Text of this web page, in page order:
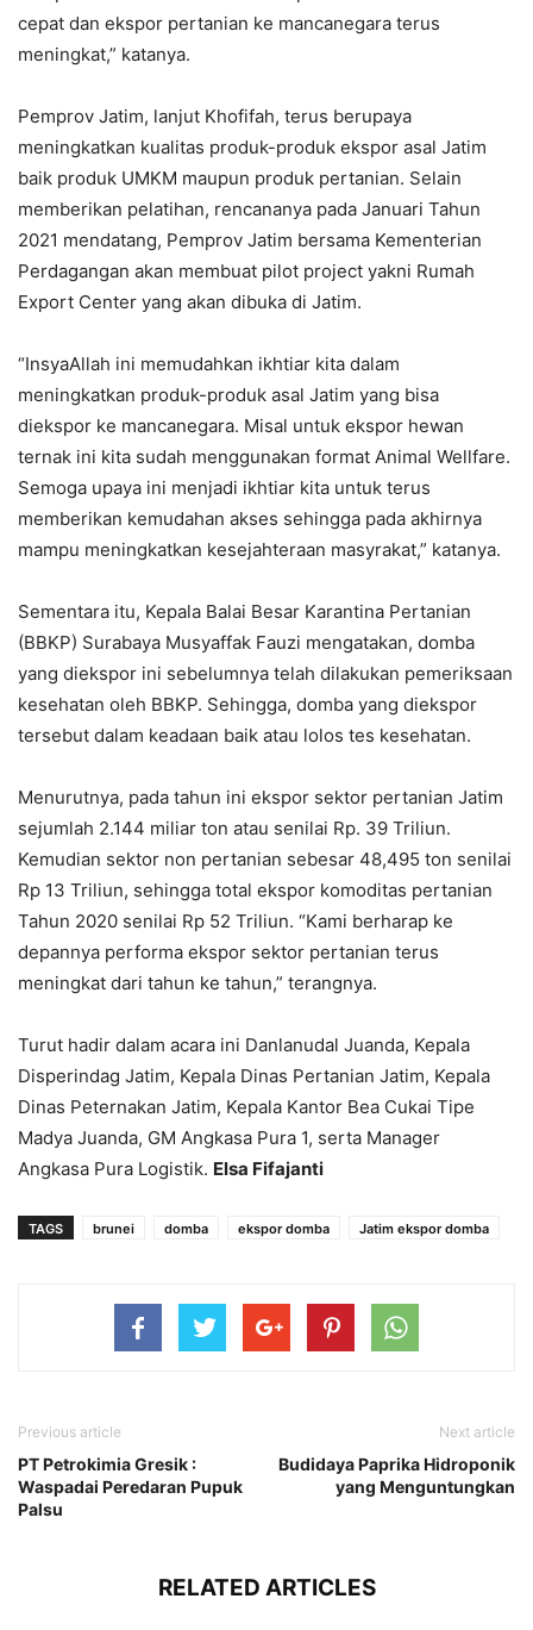
cepat dan ekspor pertanian ke mancanegara terus
meningkat,” katanya.
Pemprov Jatim, lanjut Khofifah, terus berupaya
meningkatkan kualitas produk-produk ekspor asal Jatim
baik produk UMKM maupun produk pertanian. Selain
memberikan pelatihan, rencananya pada Januari Tahun
2021 mendatang, Pemprov Jatim bersama Kementerian
Perdagangan akan membuat pilot project yakni Rumah
Export Center yang akan dibuka di Jatim.
“InsyaAllah ini memudahkan ikhtiar kita dalam
meningkatkan produk-produk asal Jatim yang bisa
diekspor ke mancanegara. Misal untuk ekspor hewan
ternak ini kita sudah menggunakan format Animal Wellfare.
Semoga upaya ini menjadi ikhtiar kita untuk terus
memberikan kemudahan akses sehingga pada akhirnya
mampu meningkatkan kesejahteraan masyrakat,” katanya.
Sementara itu, Kepala Balai Besar Karantina Pertanian
(BBKP) Surabaya Musyaffak Fauzi mengatakan, domba
yang diekspor ini sebelumnya telah dilakukan pemeriksaan
kesehatan oleh BBKP. Sehingga, domba yang diekspor
tersebut dalam keadaan baik atau lolos tes kesehatan.
Menurutnya, pada tahun ini ekspor sektor pertanian Jatim
sejumlah 2.144 miliar ton atau senilai Rp. 39 Triliun.
Kemudian sektor non pertanian sebesar 48,495 ton senilai
Rp 13 Triliun, sehingga total ekspor komoditas pertanian
Tahun 2020 senilai Rp 52 Triliun. “Kami berharap ke
depannya performa ekspor sektor pertanian terus
meningkat dari tahun ke tahun,” terangnya.
Turut hadir dalam acara ini Danlanudal Juanda, Kepala
Disperindag Jatim, Kepala Dinas Pertanian Jatim, Kepala
Dinas Peternakan Jatim, Kepala Kantor Bea Cukai Tipe
Madya Juanda, GM Angkasa Pura 1, serta Manager
Angkasa Pura Logistik. Elsa Fifajanti
TAGS brunei domba ekspor domba Jatim ekspor domba
Previous article
PT Petrokimia Gresik :
Waspadai Peredaran Pupuk
Palsu
Next article
Budidaya Paprika Hidroponik
yang Menguntungkan
RELATED ARTICLES